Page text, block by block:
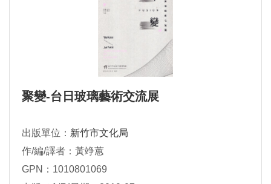
聚變-台日玻璃藝術交流展
出版單位： 新竹市文化局
作/編/譯者：黃竫蕙
GPN：1010801069